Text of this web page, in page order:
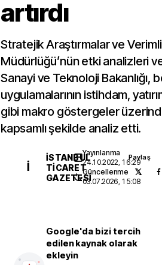
artırdı
Stratejik Araştırmalar ve
Müdürlüğü’nün etki analizleri
Sanayi ve Teknoloji Bakanlığı,
uygulamalarının istihdam,
gibi makro göstergeler
kapsamlı şekilde analiz etti.
İ
İSTANBUL
TICARET
GAZETESI
Yayınlanma
24.10.2022, 16:29
Güncellenme
03.07.2026, 15:08
Paylaş
Google'da bizi tercih
edilen kaynak olarak
ekleyin